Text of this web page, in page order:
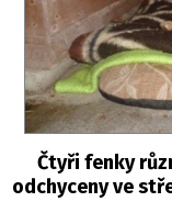
Čtyři fenky
odchyceny ve